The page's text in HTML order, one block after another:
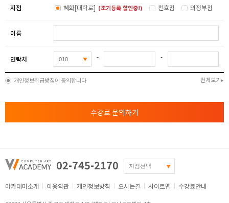
- 마을 전체의 전경 명암과 빛의 흐름 컬러링 완성
지점 혜화[대학로] (조기등록 할인중!) 천호점 의정부점
이름
연락처 - -
개인정보취급방침에 동의합니다 전체보기
수강료 문의하기
02-745-2170
아카데미소개 이용약관 개인정보방침 오시는길 사이트맵 수강료안내